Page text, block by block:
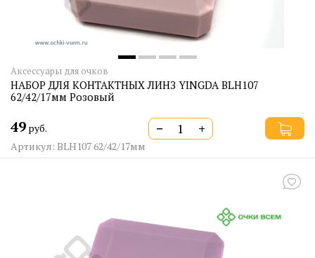
Аксессуары для очков
НАБОР ДЛЯ КОНТАКТНЫХ ЛИНЗ YINGDA BLH107
62/42/17мм Розовый
49 руб. − +
Артикул: BLH107 62/42/17мм